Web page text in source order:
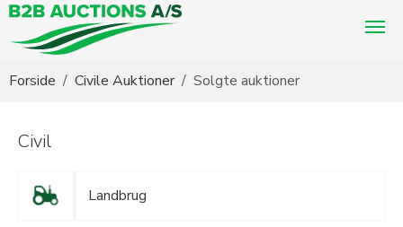
Forside Civile Auktioner Solgte auktioner
Civil
Landbrug